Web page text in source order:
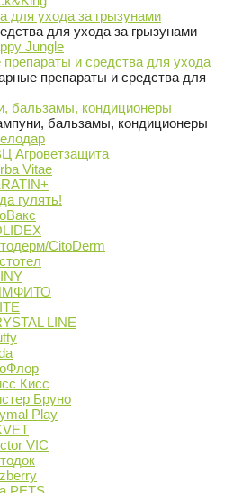
для ухода за грызунами
для ухода за грызунами
Jungle
и средства для ухода
препараты и средства для
бальзамы, кондиционеры
бальзамы, кондиционеры
Агроветзащита
Vitae
гулять!
CitoDerm
LINE
Кисс
Бруно
Play
VIC